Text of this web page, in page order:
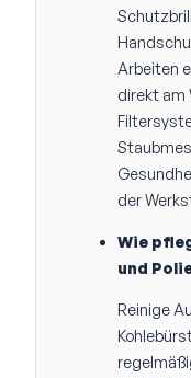
Arbeiten
direkt am
der
Wie
und
Reinige